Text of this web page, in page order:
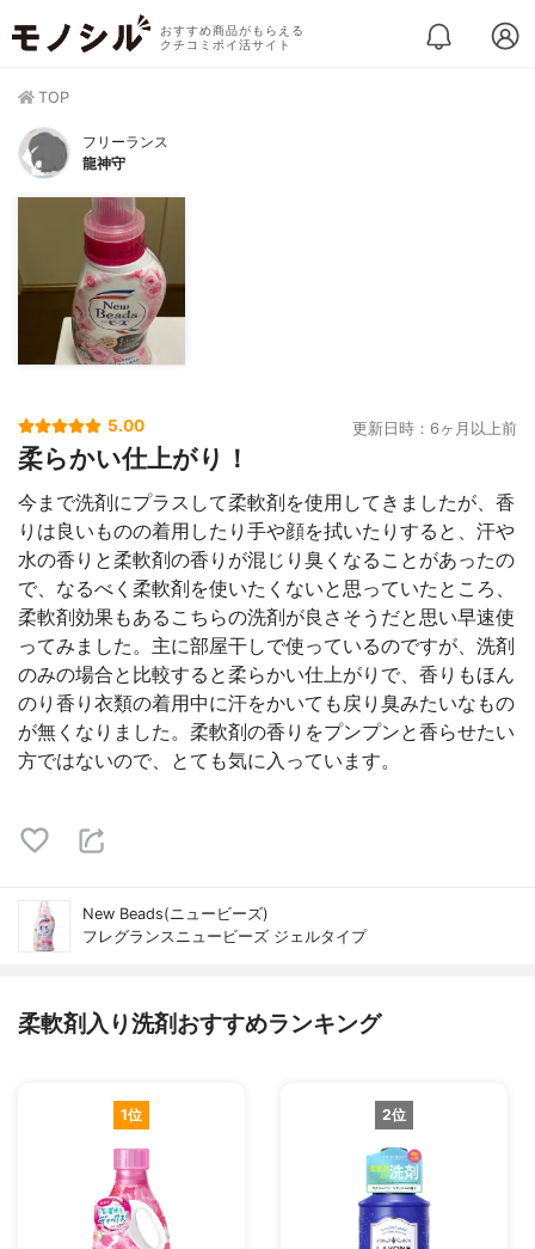
おすすめ商品がもらえる
クチコミポイ活サイト
TOP
フリーランス
龍神守
5.00 更新日時：6ヶ月以上前
柔らかい仕上がり！
今まで洗剤にプラスして柔軟剤を使用してきましたが、香
りは良いものの着用したり手や顔を拭いたりすると、汗や
水の香りと柔軟剤の香りが混じり臭くなることがあったの
で、なるべく柔軟剤を使いたくないと思っていたところ、
柔軟剤効果もあるこちらの洗剤が良さそうだと思い早速使
ってみました。主に部屋干しで使っているのですが、洗剤
のみの場合と比較すると柔らかい仕上がりで、香りもほん
のり香り衣類の着用中に汗をかいても戻り臭みたいなもの
が無くなりました。柔軟剤の香りをプンプンと香らせたい
方ではないので、とても気に入っています。
New Beads(ニュービーズ)
フレグランスニュービーズ ジェルタイプ
柔軟剤入り洗剤おすすめランキング
1位 2位